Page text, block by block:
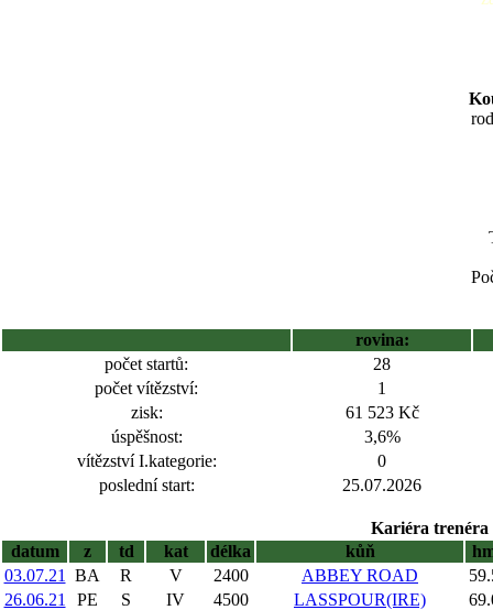
rovina:
počet startů:
28
počet vítězství:
1
zisk:
61 523 Kč
úspěšnost:
3,6%
vítězství I.kategorie:
0
poslední start:
25.07.2026
Kariéra trenéra
datum
z td kat délka kůň
03.07.21
BA R V 2400 ABBEY ROAD
26.06.21
PE S IV 4500 LASSPOUR(IRE)